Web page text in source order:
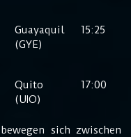
Guayaquil
(GYE)
15:25
Quito
(UIO)
17:00
sich zwischen